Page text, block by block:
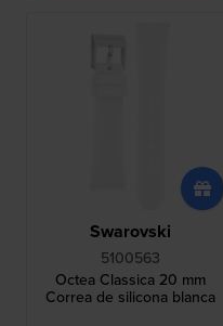
Swarovski
5100563
Octea Classica 20 mm
Correa de silicona blanca